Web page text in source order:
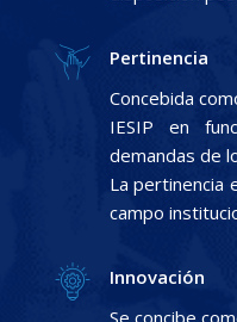
Pertinencia
Concebida
IESIP en
demandas de
La pertinencia
campo
Innovación